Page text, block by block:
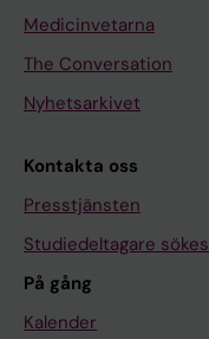
Medicinvetarna
The Conversation
Nyhetsarkivet
Kontakta oss
Presstjänsten
Studiedeltagare sökes
På gång
Kalender